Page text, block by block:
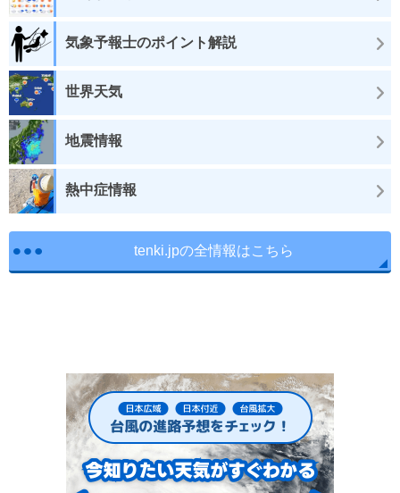
気象予報士のポイント解説
世界天気
地震情報
熱中症情報
tenki.jpの全情報はこちら